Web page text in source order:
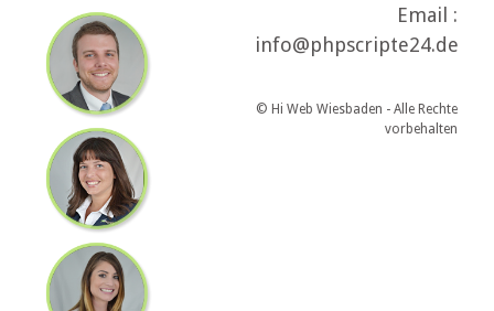
Email :
info@phpscripte24.de
© Hi Web Wiesbaden - Alle Rechte
vorbehalten